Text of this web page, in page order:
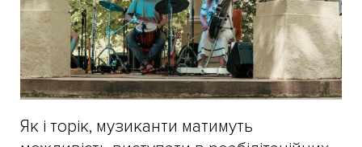
Як і торік, музиканти матимуть